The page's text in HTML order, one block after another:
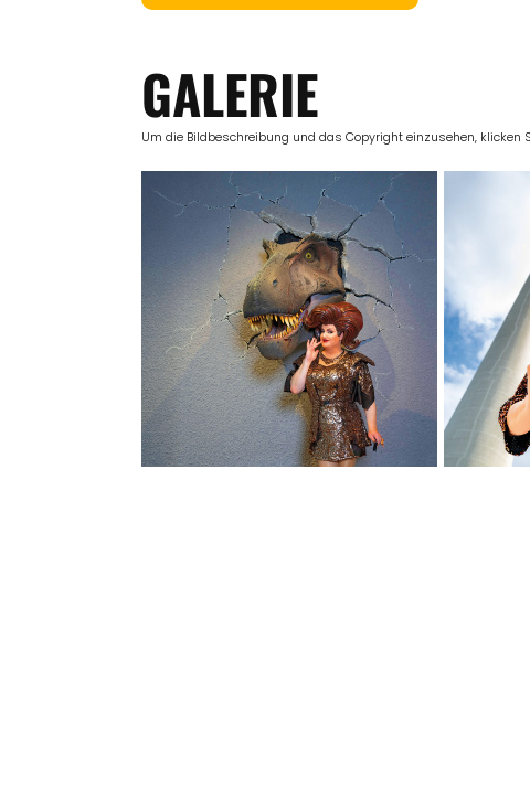
GALERIE
Um die Bildbeschreibung und das Copyright einzusehen, klicken